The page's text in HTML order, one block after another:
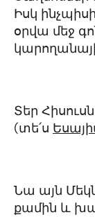
Իսկ
օրվա մեջ
Տեր
(տե՛ս
Նա այն
քամին և